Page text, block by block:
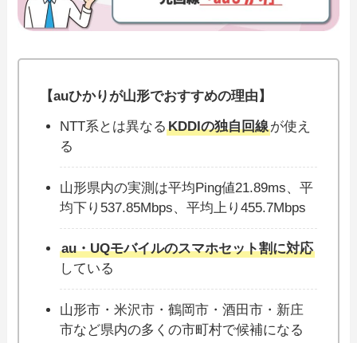
【auひかりが山形でおすすめの理由】
NTT系とは異なるKDDIの独自回線が使え
る
山形県内の実測は平均Ping値21.89ms、平
均下り537.85Mbps、平均上り455.7Mbps
au・UQモバイルのスマホセット割に対応
している
山形市・米沢市・鶴岡市・酒田市・新庄
市など県内の多くの市町村で候補になる